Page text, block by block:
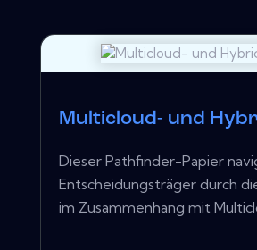
Multicloud- und
Dieser Pathfinder-Papier
Entscheidungsträger durch
im Zusammenhang mit